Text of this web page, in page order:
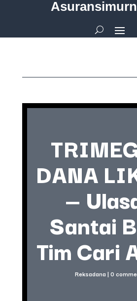
DANA
—
Santai
Tim Cari
Reksadana | 0